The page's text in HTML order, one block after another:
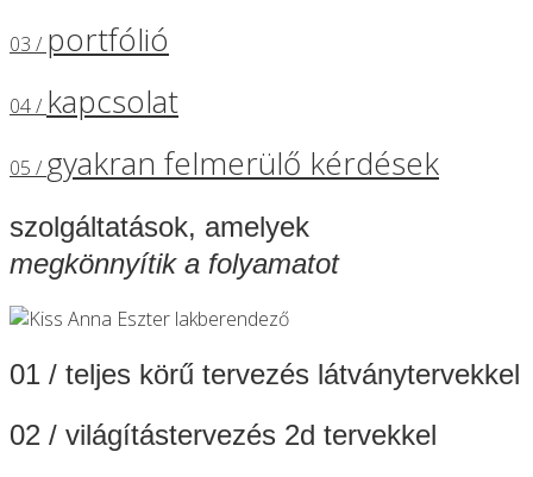
03 / portfólió
04 / kapcsolat
05 / gyakran felmerülő kérdések
szolgáltatások, amelyek
megkönnyítik a folyamatot
01 / teljes körű tervezés látványtervekkel
02 / világítástervezés 2d tervekkel